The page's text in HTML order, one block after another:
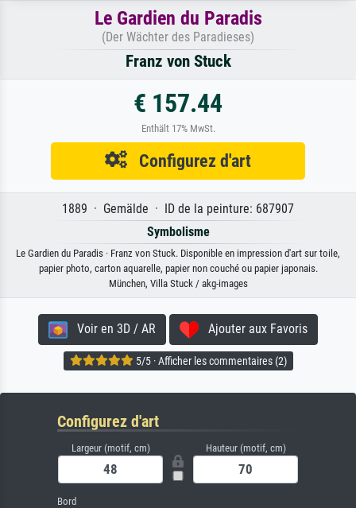
Le Gardien du Paradis
(Der Wächter des Paradieses)
Franz von Stuck
€ 157.44
Enthält 17% MwSt.
Configurez d'art
1889 · Gemälde · ID de la peinture: 687907
Symbolisme
Le Gardien du Paradis · Franz von Stuck. Disponible en impression d'art sur toile,
papier photo, carton aquarelle, papier non couché ou papier japonais.
München, Villa Stuck / akg-images
Voir en 3D / AR Ajouter aux Favoris
5/5 · Afficher les commentaires (2)
Configurez d'art
Largeur (motif, cm) Hauteur (motif, cm)
Bord